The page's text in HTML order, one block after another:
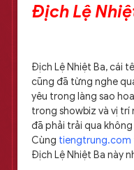
Địch Lệ
Địch Lệ Nhiệt Ba, cái
cũng đã từng nghe
yêu trong làng sao
trong showbiz và vị trí
đã phải trải qua
Cùng tiengtrung.com
Địch Lệ Nhiệt Ba này